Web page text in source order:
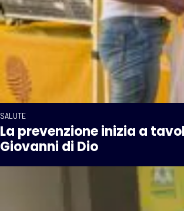
SALUTE
La prevenzione inizia a
Giovanni di Dio